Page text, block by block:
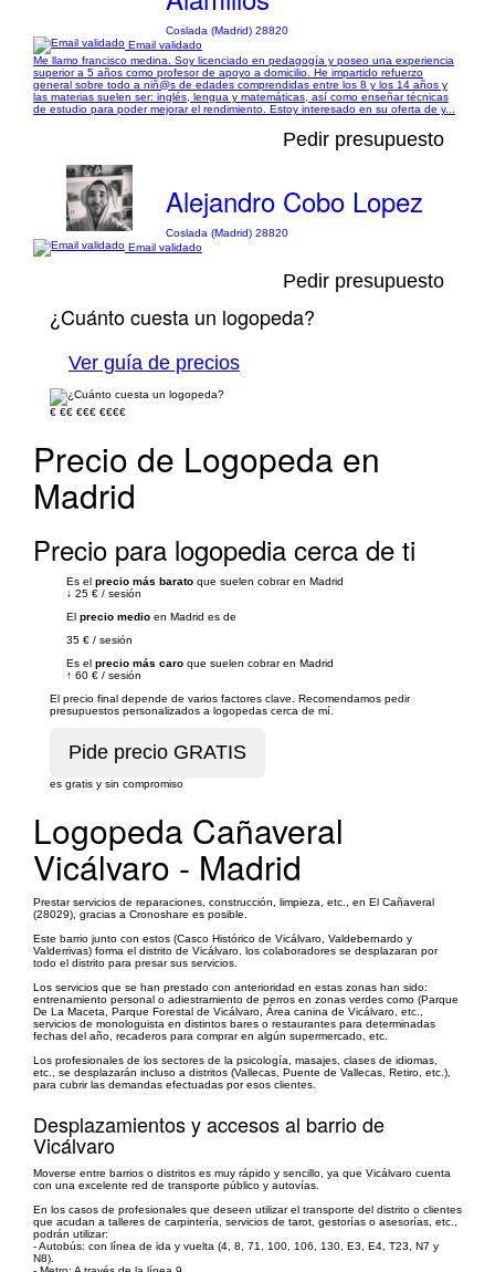
Coslada (Madrid) 28820
Email validado
Me llamo francisco medina. Soy licenciado en pedagogía y poseo una experiencia
superior a 5 años como profesor de apoyo a domicilio. He impartido refuerzo
general sobre todo a niñ@s de edades comprendidas entre los 8 y los 14 años y
las materias suelen ser: inglés, lengua y matemáticas, así como enseñar técnicas
de estudio para poder mejorar el rendimiento. Estoy interesado en su oferta de y...
Pedir presupuesto
Alejandro Cobo Lopez
Coslada (Madrid) 28820
Email validado
Pedir presupuesto
¿Cuánto cuesta un logopeda?
Ver guía de precios
€ €€ €€€ €€€€
Precio de Logopeda en
Madrid
Precio para logopedia cerca de ti
Es el precio más barato que suelen cobrar en Madrid
↓ 25 € / sesión
El precio medio en Madrid es de
35 € / sesión
Es el precio más caro que suelen cobrar en Madrid
↑ 60 € / sesión
El precio final depende de varios factores clave. Recomendamos pedir
presupuestos personalizados a logopedas cerca de mí.
es gratis y sin compromiso
Logopeda Cañaveral
Vicálvaro - Madrid
Prestar servicios de reparaciones, construcción, limpieza, etc., en El Cañaveral
(28029), gracias a Cronoshare es posible.
Este barrio junto con estos (Casco Histórico de Vicálvaro, Valdebernardo y
Valderrivas) forma el distrito de Vicálvaro, los colaboradores se desplazaran por
todo el distrito para presar sus servicios.
Los servicios que se han prestado con anterioridad en estas zonas han sido:
entrenamiento personal o adiestramiento de perros en zonas verdes como (Parque
De La Maceta, Parque Forestal de Vicálvaro, Área canina de Vicálvaro, etc.,
servicios de monologuista en distintos bares o restaurantes para determinadas
fechas del año, recaderos para comprar en algún supermercado, etc.
Los profesionales de los sectores de la psicología, masajes, clases de idiomas,
etc., se desplazarán incluso a distritos (Vallecas, Puente de Vallecas, Retiro, etc.),
para cubrir las demandas efectuadas por esos clientes.
Desplazamientos y accesos al barrio de
Vicálvaro
Moverse entre barrios o distritos es muy rápido y sencillo, ya que Vicálvaro cuenta
con una excelente red de transporte público y autovías.
En los casos de profesionales que deseen utilizar el transporte del distrito o clientes
que acudan a talleres de carpintería, servicios de tarot, gestorías o asesorías, etc.,
podrán utilizar:
- Autobús: con línea de ida y vuelta (4, 8, 71, 100, 106, 130, E3, E4, T23, N7 y
N8).